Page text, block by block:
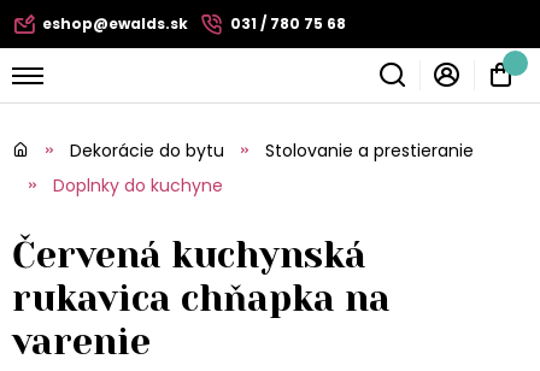
eshop@ewalds.sk 031 / 780 75 68
Dekorácie do bytu
Stolovanie a prestieranie
Doplnky do kuchyne
Červená kuchynská
rukavica chňapka na
varenie